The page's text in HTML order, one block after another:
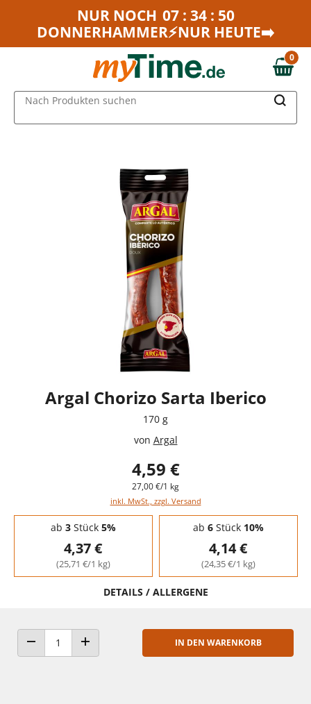
Zum Hauptinhalt springen
Zur Navigation springen
NUR NOCH 07 : 34 : 50
DONNERHAMMER⚡NUR HEUTE➡️
0,00 €
0
Nach Produkten suchen
Argal Chorizo Sarta Iberico
170 g
von Argal
4,59 €
27,00 €/1 kg
inkl. MwSt., zzgl. Versand
Staffelpreise - Mengenrabatt
ab 3Stück 5%
4,37 €
(25,71 €/1 kg)
ab 6Stück 10%
4,14 €
(24,35 €/1 kg)
DETAILS / ALLERGENE
ANZAHL VERRINGERNANZAHL ERHÖHEN
IN DEN WARENKORB